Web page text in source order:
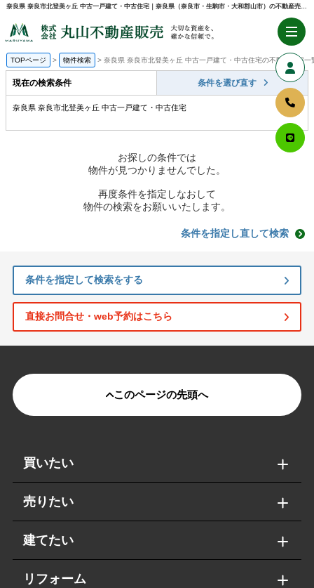
奈良県 奈良市北登美ヶ丘 中古一戸建て・中古住宅｜奈良県（奈良市・生駒市・大和郡山市）の不動産売却・購入のことなら株式会社丸山不動産販売
TOPページ 物件検索 奈良県 奈良市北登美ヶ丘 中古一戸建て・中古住宅の不動産情報一
現在の検索条件 条件を選び直す
奈良県 奈良市北登美ヶ丘 中古一戸建て・中古住宅
お探しの条件では
物件が見つかりませんでした。
再度条件を指定しなおして
物件の検索をお願いいたします。
条件を指定し直して検索
条件を指定して検索をする
直接お問合せ・web予約はこちら
このページの先頭へ
買いたい
売りたい
建てたい
リフォーム